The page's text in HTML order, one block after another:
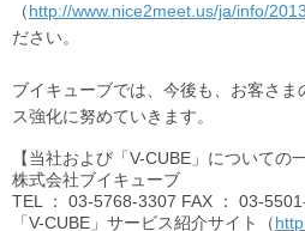
（http://www.nice2meet.us/ja/info/
ださい。
ブイキューブでは、今後も、お客さ
ス強化に努めていきます。
【当社および「V-CUBE」についての
株式会社ブイキューブ
TEL
： 03-5768-3307 FAX
： 03-
「V-CUBE」サービス紹介サイト（